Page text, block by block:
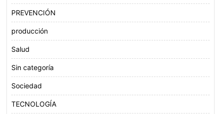
PREVENCIÓN
producción
Salud
Sin categoría
Sociedad
TECNOLOGÍA